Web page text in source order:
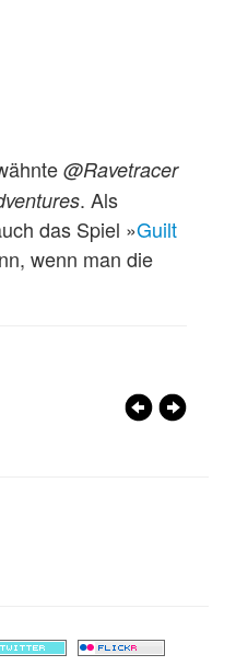
@Ravetracer
. Als
das Spiel »Guilt
wenn man die